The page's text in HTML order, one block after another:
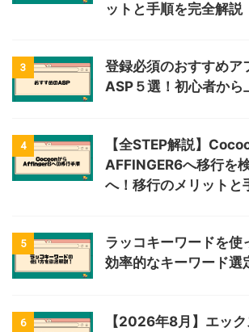
ットと手順を完全解説
3
登録必須のおすすめア
ASP５選！初心者から
4
【全STEP解説】
AFFINGER6へ移行を
へ！移行のメリットと
5
ラッコキーワードを使
効率的なキーワード選
6
【2026年8月】エッ